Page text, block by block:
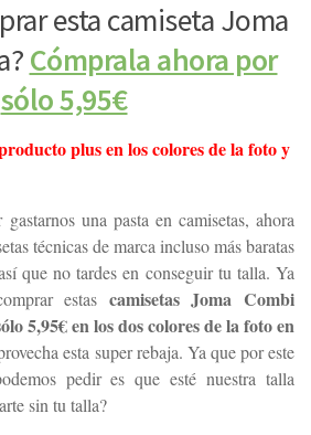
esta camiseta Joma
Cómprala ahora por
sólo 5,95€
plus en los colores de la foto y
una pasta en camisetas, ahora
técnicas de marca incluso más baratas
que no tardes en conseguir tu talla. Ya
estas camisetas Joma Combi
5,95€ en los dos colores de la foto en
esta super rebaja. Ya que por este
pedir es que esté nuestra talla
sin tu talla?